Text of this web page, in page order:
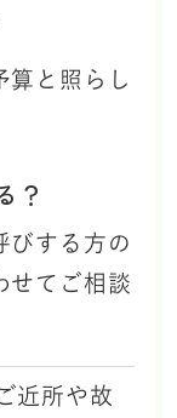
算と照らし
？
びする方の
せてご相談
近所や故